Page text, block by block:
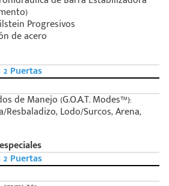
Progresivos
de acero
Puertas
de Manejo (G.O.A.T. Modes™):
Resbaladizo, Lodo/Surcos, Arena,
Puertas